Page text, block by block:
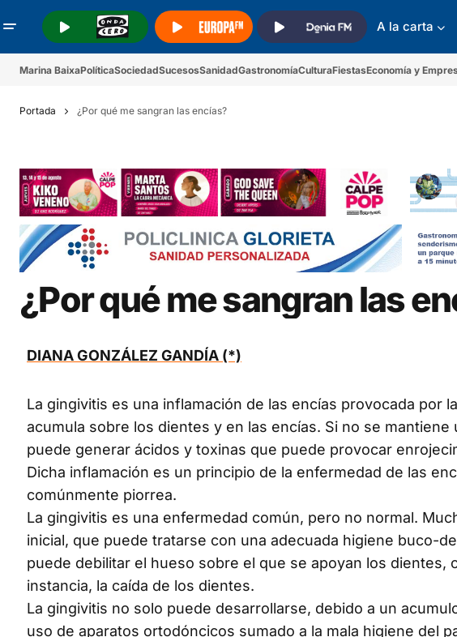
A la carta
Marina BaixaPolíticaSociedadSucesosSanidadGastronomíaCulturaFiestasEconomía y
Portada ¿Por qué me sangran las encías?
¿Por qué me sangran las
DIANA GONZÁLEZ GANDÍA (*)
La gingivitis es una inflamación de las encías provocada por
acumula sobre los dientes y en las encías. Si no se
puede generar ácidos y toxinas que puede provocar
Dicha inflamación es un principio de la enfermedad de las
comúnmente piorrea.
La gingivitis es una enfermedad común, pero no normal.
inicial, que puede tratarse con una adecuada higiene buco-
puede debilitar el hueso sobre el que se apoyan los dientes,
instancia, la caída de los dientes.
La gingivitis no solo puede desarrollarse, debido a un
uso de aparatos ortodóncicos sumado a la mala higiene del